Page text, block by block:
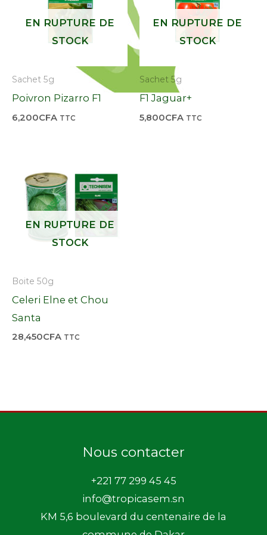
EN RUPTURE DE
STOCK
Sachet 5g
Poivron Pizarro F1
6,200CFA TTC
EN RUPTURE DE
STOCK
Sachet 5g
F1 Jaguar+
5,800CFA TTC
EN RUPTURE DE
STOCK
Boite 50g
Celeri Elne et Chou
Santa
28,450CFA TTC
Nous contacter
+221 77 299 45 45
info@tropicasem.sn
KM 5,6 boulevard du centenaire de la